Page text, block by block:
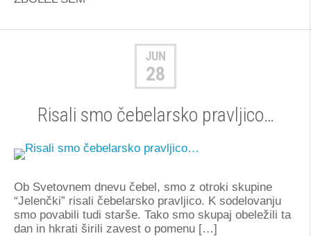
JUN
28
Risali smo čebelarsko pravljico…
Ob Svetovnem dnevu čebel, smo z otroki skupine
“Jelenčki” risali čebelarsko pravljico. K sodelovanju
smo povabili tudi starše. Tako smo skupaj obeležili ta
dan in hkrati širili zavest o pomenu […]